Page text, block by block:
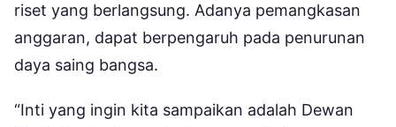
riset yang berlangsung. Adanya pemangkasan
anggaran, dapat berpengaruh pada penurunan
daya saing bangsa.
“Inti yang ingin kita sampaikan adalah Dewan